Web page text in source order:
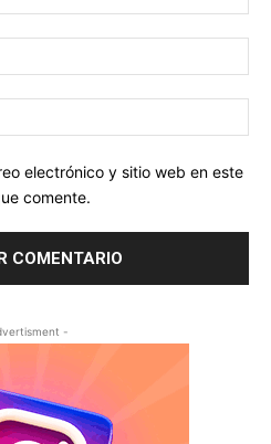
electrónico y sitio web en este
comente.
-